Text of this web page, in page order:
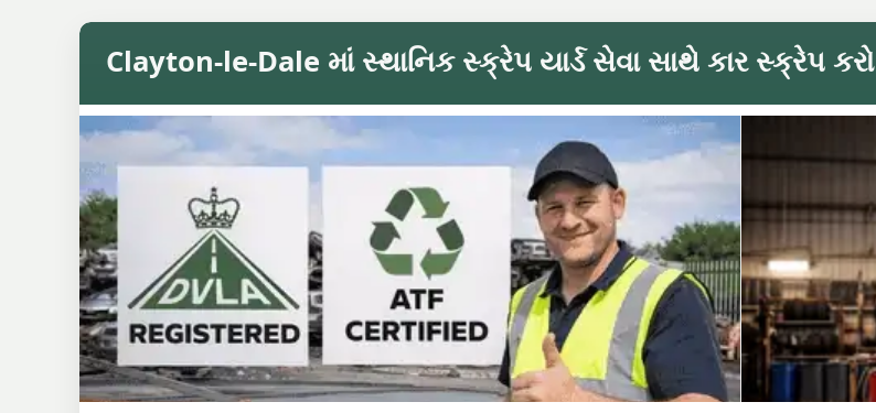
Clayton-le-Dale માં સ્થાનિક સ્ક્રેપ યાર્ડ સેવા સાથે કાર સ્ક્રેપ કરો